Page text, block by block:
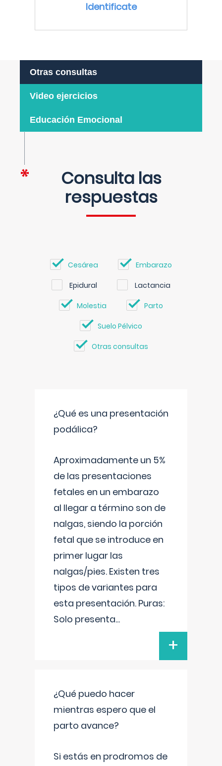
Identificate
Otras consultas
Video ejercicios
Educación Emocional
Consulta las
respuestas
Cesárea Embarazo
Epidural Lactancia
Molestia Parto
Suelo Pélvico
Otras consultas
¿Qué es una presentación
podálica?
Aproximadamente un 5%
de las presentaciones
fetales en un embarazo
al llegar a término son de
nalgas, siendo la porción
fetal que se introduce en
primer lugar las
nalgas/pies. Existen tres
tipos de variantes para
esta presentación. Puras:
Solo presenta...
+
¿Qué puedo hacer
mientras espero que el
parto avance?
Si estás en prodromos de